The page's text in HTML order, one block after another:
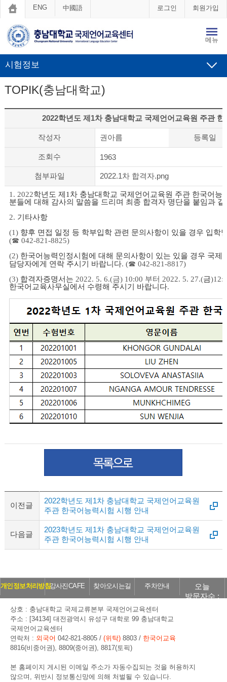
ENG 中國語 로그인 회원가입
메뉴
시험정보
TOPIK(충남대학교)
2022학년도 제1차 충남대학교 국제언어교육원 주관
작성자 권아름 등록일
조회수 1963
첨부파일 2022.1차 합격자.png
1. 2022학년도 제1차 충남대학교 국제언어교육원 주관 한국어능
분들에 대해 감사의 말씀을 드리며 최종 합격자 명단을 붙임과
2. 기타사항
(1) 향후 면접 일정 등 학부입학 관련 문의사항이 있을 경우 입학
(☎ 042-821-8825)
(2) 한국어능력인정시험에 대해 문의사항이 있는 있을 경우 국제
담당자에게 연락 주시기 바랍니다. (☎ 042-821-8817)
(3) 합격자증명서는 2022. 5. 6.(금) 10:00 부터 2022. 5. 27.(금
한국어교육사무실에서 수령해 주시기 바랍니다.
이전글
2022학년도 제1차 충남대학교 국제언어교육원
주관 한국어능력시험 시행 안내
다음글
2023학년도 제1차 충남대학교 국제언어교육원
주관 한국어능력시험 시행 안내
개인정보처리방침강사진CAFE 찾아오시는길 주차안내
오늘
방문자수 :
상호 : 충남대학교 국제교류본부 국제언어교육센터
주소 : [34134] 대전광역시 유성구 대학로 99 충남대학교
국제언어교육센터
연락처 : 외국어 042-821-8805 / (위탁) 8803 / 한국어교육
8816(비중어권), 8809(중어권), 8817(토픽)
본 홈페이지 게시된 이메일 주소가 자동수집되는 것을 허용하지
않으며, 위반시 정보통신망에 의해 처벌될 수 있습니다.